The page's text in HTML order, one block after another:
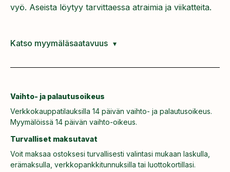
vyö. Aseista löytyy tarvittaessa atraimia ja viikatteita.
Katso myymäläsaatavuus
Vaihto- ja palautusoikeus
Verkkokauppatilauksilla 14 päivän vaihto- ja palautusoikeus.
Myymälöissä 14 päivän vaihto-oikeus.
Turvalliset maksutavat
Voit maksaa ostoksesi turvallisesti valintasi mukaan laskulla,
erämaksulla, verkkopankkitunnuksilla tai luottokortillasi.